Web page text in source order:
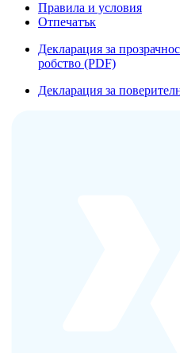
Правила и условия
Отпечатък
Декларация за
робство (PDF)
Декларация за